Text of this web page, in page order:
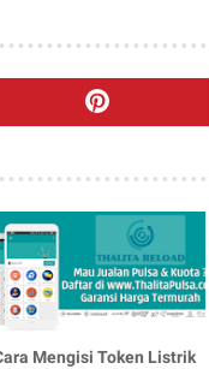
Mengisi Token Listrik